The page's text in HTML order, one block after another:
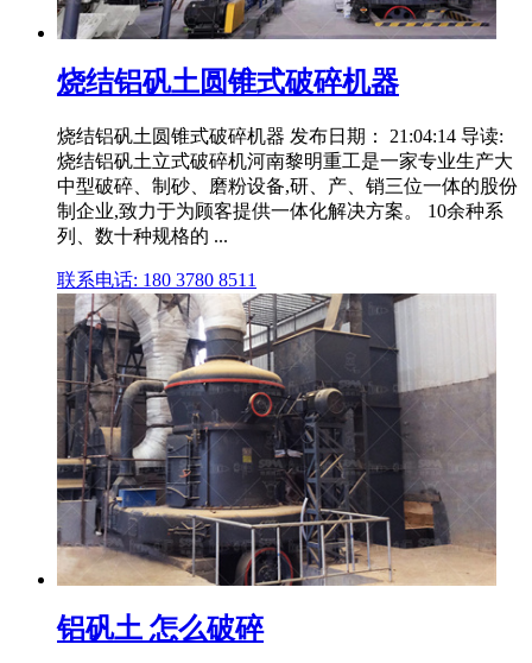
烧结铝矾土圆锥式破碎机器
烧结铝矾土圆锥式破碎机器 发布日期： 21:04:14 导读:
烧结铝矾土立式破碎机河南黎明重工是一家专业生产大
中型破碎、制砂、磨粉设备,研、产、销三位一体的股份
制企业,致力于为顾客提供一体化解决方案。 10余种系
列、数十种规格的 ...
联系电话: 180 3780 8511
铝矾土 怎么破碎